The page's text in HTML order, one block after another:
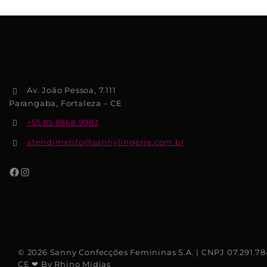
Av. João Pessoa, 7.111
Parangaba, Fortaleza – CE
+55 85 8868.9983
atendimento@sannylingerie.com.br
© 2026 Sanny Confecções Femininas S.A. | CNPJ
CE ❤ By Rhino Mídias